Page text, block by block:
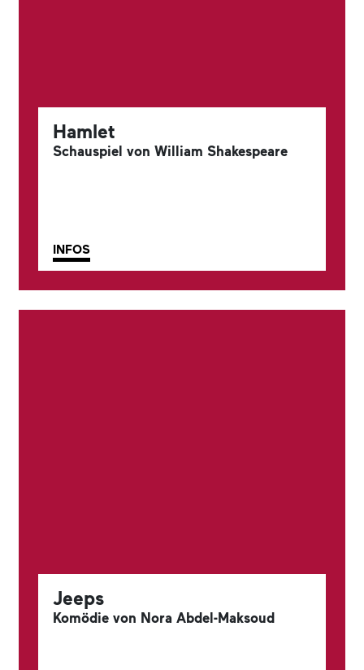
Hamlet
Schauspiel von William Shakespeare
INFOS
Jeeps
Komödie von Nora Abdel-Maksoud